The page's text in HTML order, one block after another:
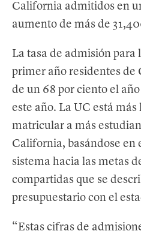
California admitidos en
aumento de más de
La tasa de admisión para
primer año residentes
de un 68 por ciento el
este año. La UC está
matricular a más
California, basándose en
sistema hacia las metas
compartidas que se
presupuestario con el
“Estas cifras de